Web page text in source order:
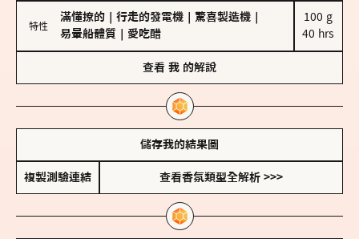
特性
滿懂撩的 行走的發電機 驚喜製造機
易暈船體質
愛吃醋
100 g
40 hrs
查看 我 的解說
儲存我的結果圖
複製測驗連結 查看香氛類型全解析 >>>